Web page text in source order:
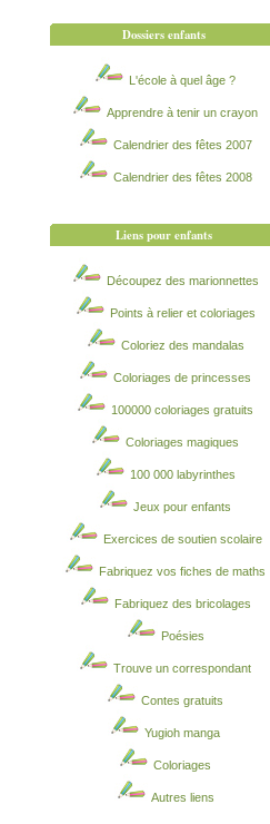
Dossiers enfants
L'école à quel âge ?
Apprendre à tenir un crayon
Calendrier des fêtes 2007
Calendrier des fêtes 2008
Liens pour enfants
Découpez des marionnettes
Points à relier et coloriages
Coloriez des mandalas
Coloriages de princesses
100000 coloriages gratuits
Coloriages magiques
100 000 labyrinthes
Jeux pour enfants
Exercices de soutien scolaire
Fabriquez vos fiches de maths
Fabriquez des bricolages
Poésies
Trouve un correspondant
Contes gratuits
Yugioh manga
Coloriages
Autres liens